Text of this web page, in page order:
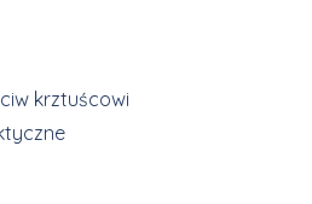
krztuścowi